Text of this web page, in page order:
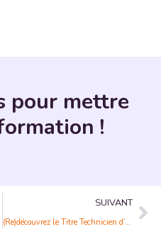
pour mettre
!
SUIVANT
(Re)découvrez le Titre Technicien d’Assistance en Informatique